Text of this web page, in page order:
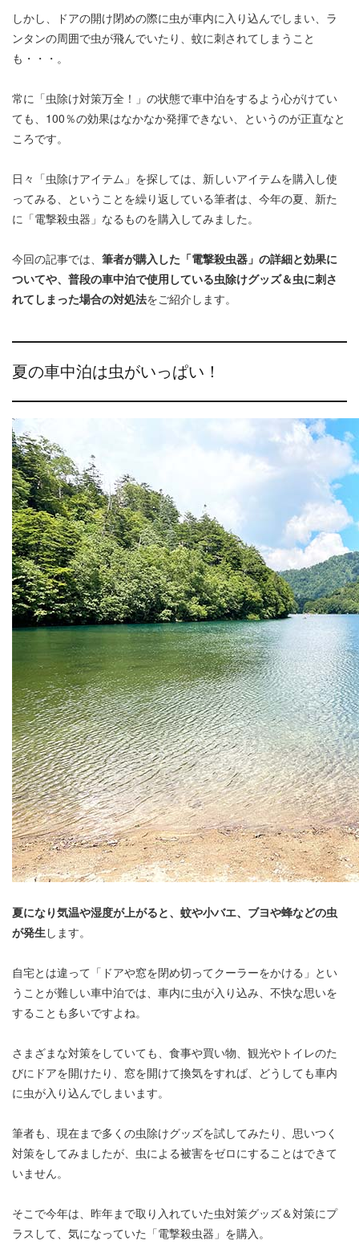
しかし、ドアの開け閉めの際に虫が車内に入り込んでしまい、ラ
ンタンの周囲で虫が飛んでいたり、蚊に刺されてしまうこと
も・・・。
常に「虫除け対策万全！」の状態で車中泊をするよう心がけてい
ても、100％の効果はなかなか発揮できない、というのが正直なと
ころです。
日々「虫除けアイテム」を探しては、新しいアイテムを購入し使
ってみる、ということを繰り返している筆者は、今年の夏、新た
に「電撃殺虫器」なるものを購入してみました。
今回の記事では、 筆者が購入した「電撃殺虫器」の詳細と効果に
ついてや、普段の車中泊で使用している虫除けグッズ＆虫に刺さ
れてしまった場合の対処法をご紹介します。
夏の車中泊は虫がいっぱい！
夏になり気温や湿度が上がると、蚊や小バエ、ブヨや蜂などの虫
が発生します。
自宅とは違って「ドアや窓を閉め切ってクーラーをかける」とい
うことが難しい車中泊では、車内に虫が入り込み、不快な思いを
することも多いですよね。
さまざまな対策をしていても、食事や買い物、観光やトイレのた
びにドアを開けたり、窓を開けて換気をすれば、どうしても車内
に虫が入り込んでしまいます。
筆者も、現在まで多くの虫除けグッズを試してみたり、思いつく
対策をしてみましたが、虫による被害をゼロにすることはできて
いません。
そこで今年は、昨年まで取り入れていた虫対策グッズ＆対策にプ
ラスして、気になっていた「電撃殺虫器」を購入。